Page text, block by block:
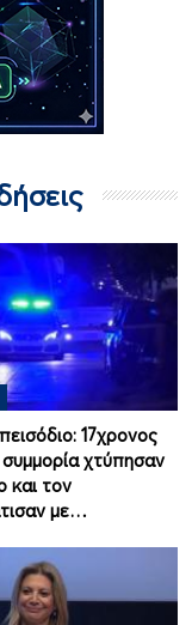
17χρονος
συμμορία χτύπησαν
και τον
με…